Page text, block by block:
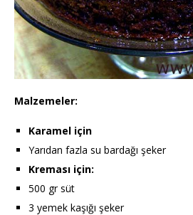
Malzemeler:
Karamel için
Yarıdan fazla su bardağı şeker
Kreması için:
500 gr süt
3 yemek kaşığı şeker